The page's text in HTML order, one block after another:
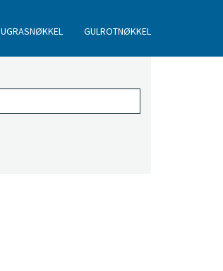
UGRASNØKKEL GULROTNØKKEL